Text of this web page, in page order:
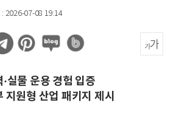
: 2026-07-08 19:14
실물 운용 경험 입증
지원형 산업 패키지 제시